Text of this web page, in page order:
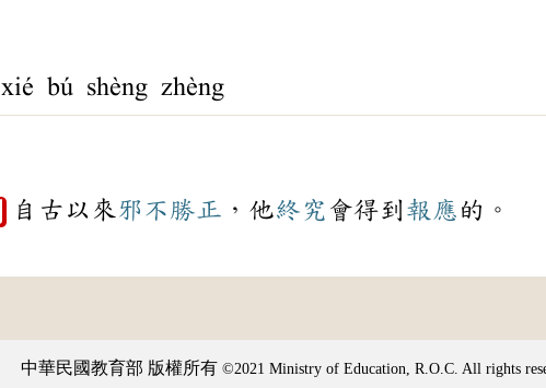
xié bú shèng zhèng
自古以來邪不勝正 ，他終究 會得到 報應 的。
中華民國教育部 版權所有 ©2021 Ministry of Education, R.O.C. All rights